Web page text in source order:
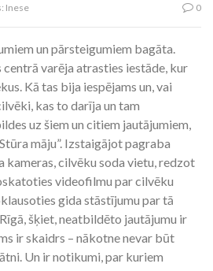
Inese 0
un pārsteigumiem bagāta.
centrā varēja atrasties iestāde, kur
Kā tas bija iespējams un, vai
kas to darīja un tam
uz šiem un citiem jautājumiem,
māju”. Izstaigājot pagraba
kameras, cilvēku soda vietu, redzot
videofilmu par cilvēku
gida stāstījumu par tā
šķiet, neatbildēto jautājumu ir
ir skaidrs – nākotne nevar būt
Un ir notikumi, par kuriem